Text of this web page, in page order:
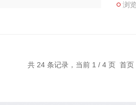
浏
共 24 条记录，当前 1 / 4 页 首